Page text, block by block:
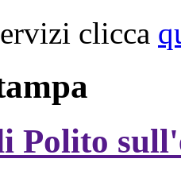
clicca
Polito